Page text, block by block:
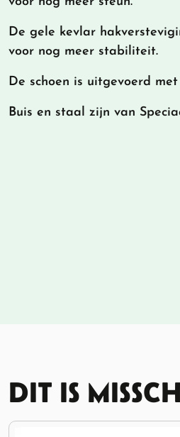
De gele kevlar
voor nog meer stabiliteit.
De schoen is uitgevoerd
Buis en staal zijn van
DIT IS